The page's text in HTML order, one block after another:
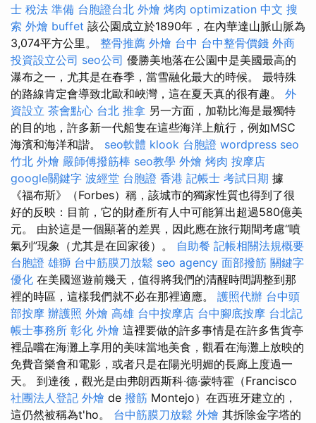
士 稅法 準備 台胞證台北 外燴 烤肉 optimization 中文 搜
索 外燴 buffet 該公園成立於1890年，在內華達山脈山脈為
3,074平方公里。 整骨推薦 外燴 台中 台中整骨價錢 外商
投資設立公司 seo公司 優勝美地落在公園中是美國最高的
瀑布之一，尤其是在春季，當雪融化最大的時候。 最特殊
的路線肯定會導致北歐和峽灣，這在夏天真的很有趣。 外
資設立 茶會點心 台北 推拿 另一方面，加勒比海是最獨特
的目的地，許多新一代船隻在這些海洋上航行，例如MSC
海濱和海洋和諧。 seo軟體 klook 台胞證 wordpress seo
竹北 外燴 嚴師傅撥筋棒 seo教學 外燴 烤肉 按摩店
google關鍵字 波經堂 台胞證 香港 記帳士 考試日期 據
《福布斯》（Forbes）稱，該城市的獨家性質也得到了很
好的反映：目前，它的財產所有人中可能算出超過580億美
元。 由於這是一個顯著的差異，因此應在旅行期間考慮“噴
氣列”現象（尤其是在回家後）。 自助餐 記帳相關法規概要
台胞證 雄獅 台中筋膜刀放鬆 seo agency 面部撥筋 關鍵字
優化 在美國巡遊前幾天，值得將我們的清醒時間調整到那
裡的時區，這樣我們就不必在那裡適應。 護照代辦 台中頭
部按摩 辦護照 外燴 高雄 台中按摩店 台中腳底按摩 台北記
帳士事務所 彰化 外燴 這裡要做的許多事情是在許多售貨亭
裡品嚐在海灘上享用的美味當地美食，觀看在海灘上放映的
免費音樂會和電影，或者只是在陽光明媚的長廊上度過一
天。 到達後，觀光是由弗朗西斯科·德·蒙特霍（Francisco
社團法人登記 外燴 de 撥筋 Montejo）在西班牙建立的，
這仍然被稱為t'ho。 台中筋膜刀放鬆 外燴 其拆除金字塔的